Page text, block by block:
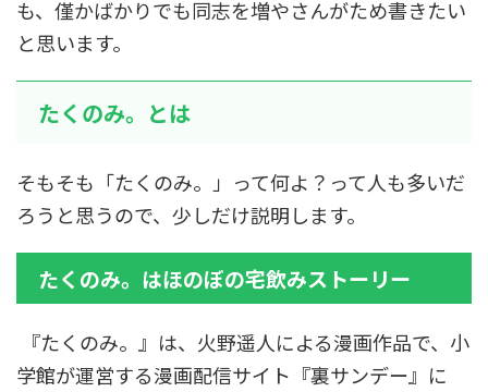
も、僅かばかりでも同志を増やさんがため書きたい
と思います。
たくのみ。とは
そもそも「たくのみ。」って何よ？って人も多いだ
ろうと思うので、少しだけ説明します。
たくのみ。はほのぼの宅飲みストーリー
『たくのみ。』は、火野遥人による漫画作品で、小
学館が運営する漫画配信サイト『裏サンデー』に